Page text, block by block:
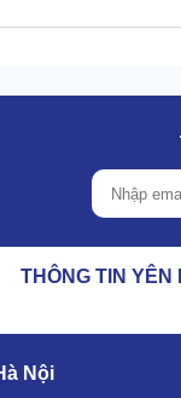
THÔNG TIN YÊN
Nội